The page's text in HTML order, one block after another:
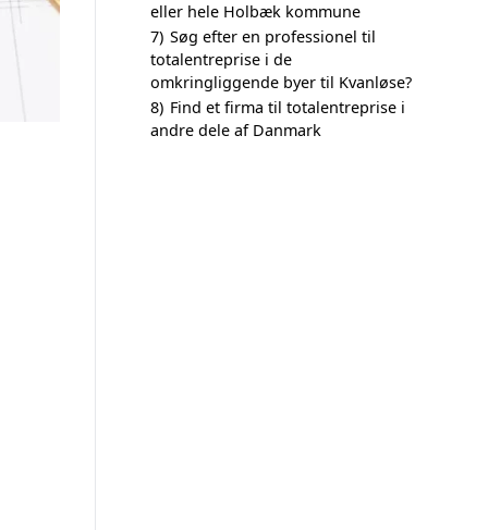
eller hele Holbæk kommune
7) Søg efter en professionel til
totalentreprise i de
omkringliggende byer til Kvanløse?
8) Find et firma til totalentreprise i
andre dele af Danmark